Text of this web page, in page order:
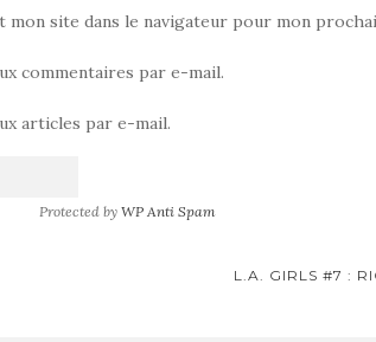
site dans le navigateur pour mon
commentaires par e-mail.
articles par e-mail.
Protected by WP Anti Spam
L.A. GIRLS #7 :